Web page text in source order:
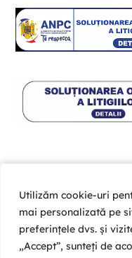
Utilizăm cookie-uri
mai personalizată pe
preferințele dvs. și
„Accept”, sunteți de
Utilizăm cookie-uri
mai personalizată pe
preferințele dvs. și
„Accept”, sunteți de